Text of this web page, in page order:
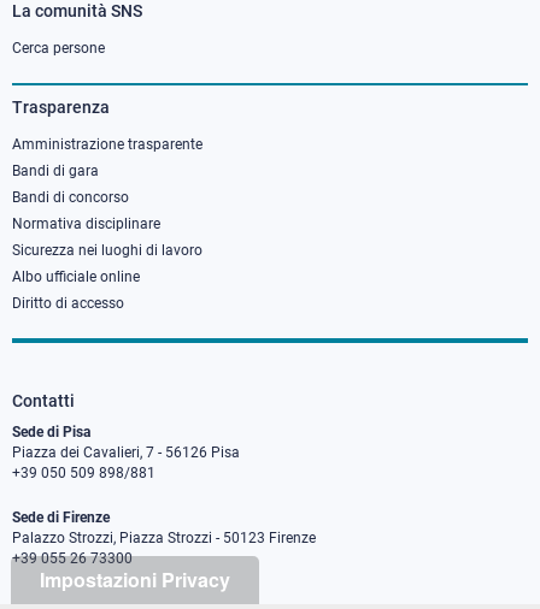
Impostazioni Privacy
Footer
column
3
La comunità SNS
Cerca persone
Trasparenza
Amministrazione trasparente
Bandi di gara
Bandi di concorso
Normativa disciplinare
Sicurezza nei luoghi di lavoro
Albo ufficiale online
Diritto di accesso
Contatti
Sede di Pisa
Piazza dei Cavalieri, 7 - 56126 Pisa
+39 050 509 898/881
Sede di Firenze
Palazzo Strozzi, Piazza Strozzi - 50123 Firenze
+39 055 26 73300